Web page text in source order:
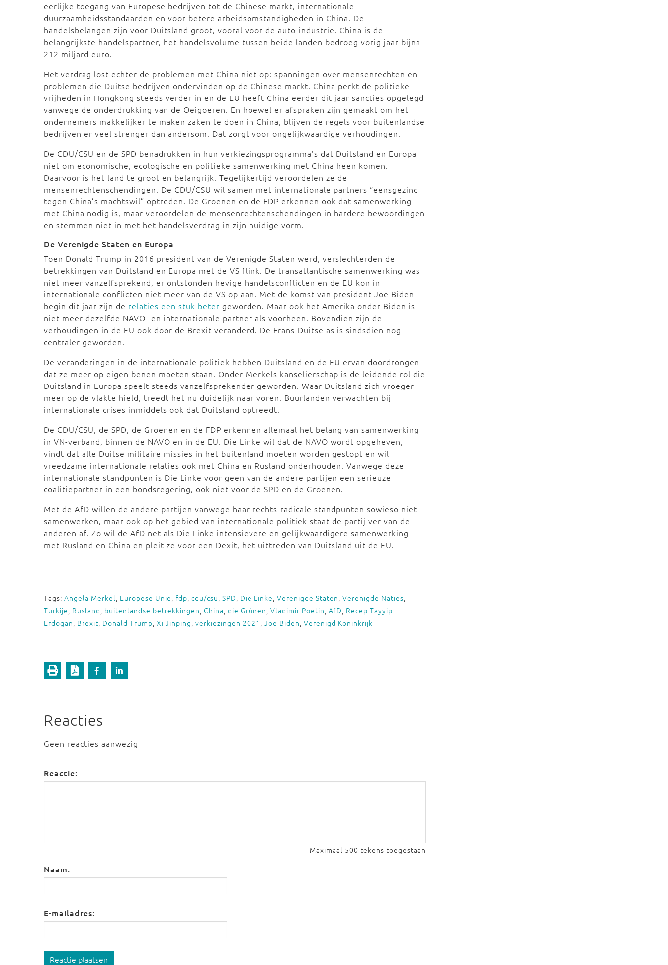
eerlijke toegang van Europese bedrijven tot de Chinese markt, internationale
duurzaamheidsstandaarden en voor betere arbeidsomstandigheden in China. De
handelsbelangen zijn voor Duitsland groot, vooral voor de auto-industrie. China is de
belangrijkste handelspartner, het handelsvolume tussen beide landen bedroeg vorig jaar bijna
212 miljard euro.
Het verdrag lost echter de problemen met China niet op: spanningen over mensenrechten en
problemen die Duitse bedrijven ondervinden op de Chinese markt. China perkt de politieke
vrijheden in Hongkong steeds verder in en de EU heeft China eerder dit jaar sancties opgelegd
vanwege de onderdrukking van de Oeigoeren. En hoewel er afspraken zijn gemaakt om het
ondernemers makkelijker te maken zaken te doen in China, blijven de regels voor buitenlandse
bedrijven er veel strenger dan andersom. Dat zorgt voor ongelijkwaardige verhoudingen.
De CDU/CSU en de SPD benadrukken in hun verkiezingsprogramma’s dat Duitsland en Europa
niet om economische, ecologische en politieke samenwerking met China heen komen.
Daarvoor is het land te groot en belangrijk. Tegelijkertijd veroordelen ze de
mensenrechtenschendingen. De CDU/CSU wil samen met internationale partners “eensgezind
tegen China’s machtswil” optreden. De Groenen en de FDP erkennen ook dat samenwerking
met China nodig is, maar veroordelen de mensenrechtenschendingen in hardere bewoordingen
en stemmen niet in met het handelsverdrag in zijn huidige vorm.
De Verenigde Staten en Europa
Toen Donald Trump in 2016 president van de Verenigde Staten werd, verslechterden de
betrekkingen van Duitsland en Europa met de VS flink. De transatlantische samenwerking was
niet meer vanzelfsprekend, er ontstonden hevige handelsconflicten en de EU kon in
internationale conflicten niet meer van de VS op aan. Met de komst van president Joe Biden
begin dit jaar zijn de relaties een stuk beter geworden. Maar ook het Amerika onder Biden is
niet meer dezelfde NAVO- en internationale partner als voorheen. Bovendien zijn de
verhoudingen in de EU ook door de Brexit veranderd. De Frans-Duitse as is sindsdien nog
centraler geworden.
De veranderingen in de internationale politiek hebben Duitsland en de EU ervan doordrongen
dat ze meer op eigen benen moeten staan. Onder Merkels kanselierschap is de leidende rol die
Duitsland in Europa speelt steeds vanzelfsprekender geworden. Waar Duitsland zich vroeger
meer op de vlakte hield, treedt het nu duidelijk naar voren. Buurlanden verwachten bij
internationale crises inmiddels ook dat Duitsland optreedt.
De CDU/CSU, de SPD, de Groenen en de FDP erkennen allemaal het belang van samenwerking
in VN-verband, binnen de NAVO en in de EU. Die Linke wil dat de NAVO wordt opgeheven,
vindt dat alle Duitse militaire missies in het buitenland moeten worden gestopt en wil
vreedzame internationale relaties ook met China en Rusland onderhouden. Vanwege deze
internationale standpunten is Die Linke voor geen van de andere partijen een serieuze
coalitiepartner in een bondsregering, ook niet voor de SPD en de Groenen.
Met de AfD willen de andere partijen vanwege haar rechts-radicale standpunten sowieso niet
samenwerken, maar ook op het gebied van internationale politiek staat de partij ver van de
anderen af. Zo wil de AfD net als Die Linke intensievere en gelijkwaardigere samenwerking
met Rusland en China en pleit ze voor een Dexit, het uittreden van Duitsland uit de EU.
Tags: Angela Merkel, Europese Unie, fdp, cdu/csu, SPD, Die Linke, Verenigde Staten, Verenigde Naties,
Turkije, Rusland, buitenlandse betrekkingen, China, die Grünen, Vladimir Poetin, AfD, Recep Tayyip
Erdogan, Brexit, Donald Trump, Xi Jinping, verkiezingen 2021 , Joe Biden, Verenigd Koninkrijk
Reacties
Geen reacties aanwezig
Reactie:
Maximaal 500 tekens toegestaan
Naam:
E-mailadres:
Reactie plaatsen